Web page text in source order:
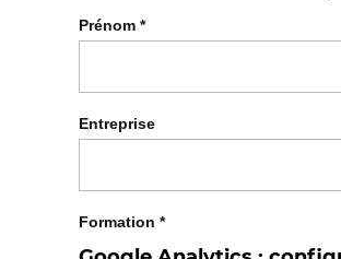
Prénom *
Entreprise
Formation *